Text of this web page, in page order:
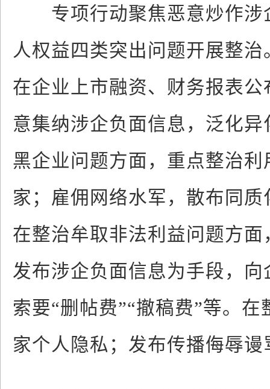
专项行动聚焦恶意炒作涉
人权益四类突出问题开展整
在企业上市融资、财务报表
意集纳涉企负面信息，泛化
黑企业问题方面，重点整治
家；雇佣网络水军，散布同
在整治牟取非法利益问题方
发布涉企负面信息为手段，
索要“删帖费”“撤稿费”等。
家个人隐私；发布传播侮辱